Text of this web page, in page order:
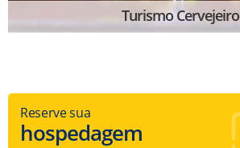
Turismo Cervejeiro
Reserve sua
hospedagem